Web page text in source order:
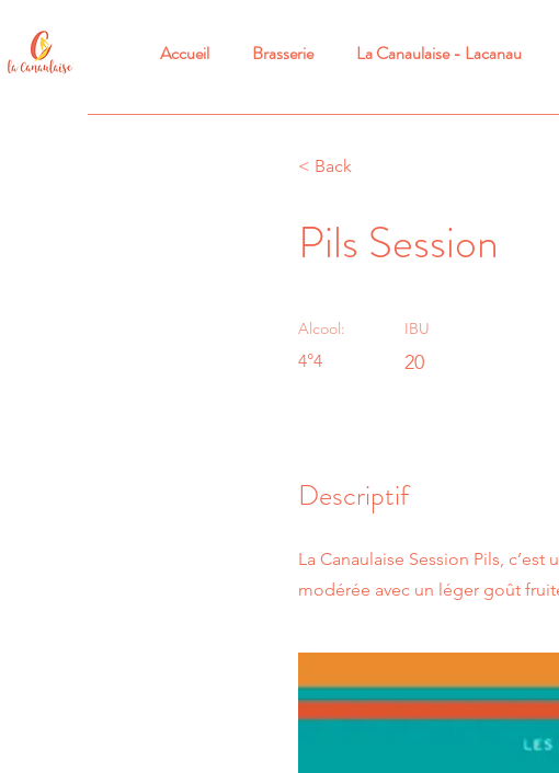
Accueil Brasserie La Canaulaise - Lacanau
< Back
Pils Session
Alcool: IBU
4°4 20
Descriptif
La Canaulaise Session Pils,
modérée avec un léger goût